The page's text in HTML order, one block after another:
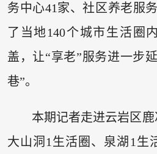
务中心41家、社区养老服
了当地140个城市生活圈
盖，让“享老”服务进一步
巷”。
本期记者走进云岩区
大山洞1生活圈、泉湖1生